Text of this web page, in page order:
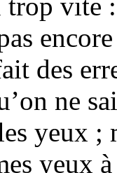
trop vite
des
ne
yeux ;
yeux